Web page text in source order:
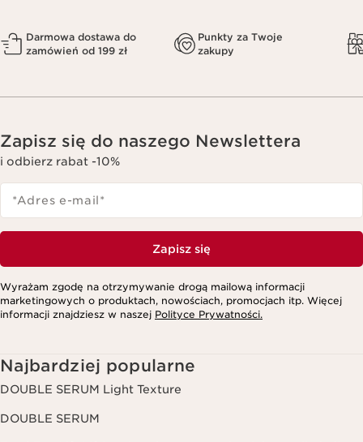
Darmowa dostawa do
zamówień od 199 zł
Punkty za Twoje
zakupy
Zapisz się do naszego Newslettera
i odbierz rabat -10%
*Adres e-mail*
Zapisz się
Wyrażam zgodę na otrzymywanie drogą mailową informacji
marketingowych o produktach, nowościach, promocjach itp. Więcej
informacji znajdziesz w naszej Polityce Prywatności.
Najbardziej popularne
DOUBLE SERUM Light Texture
DOUBLE SERUM